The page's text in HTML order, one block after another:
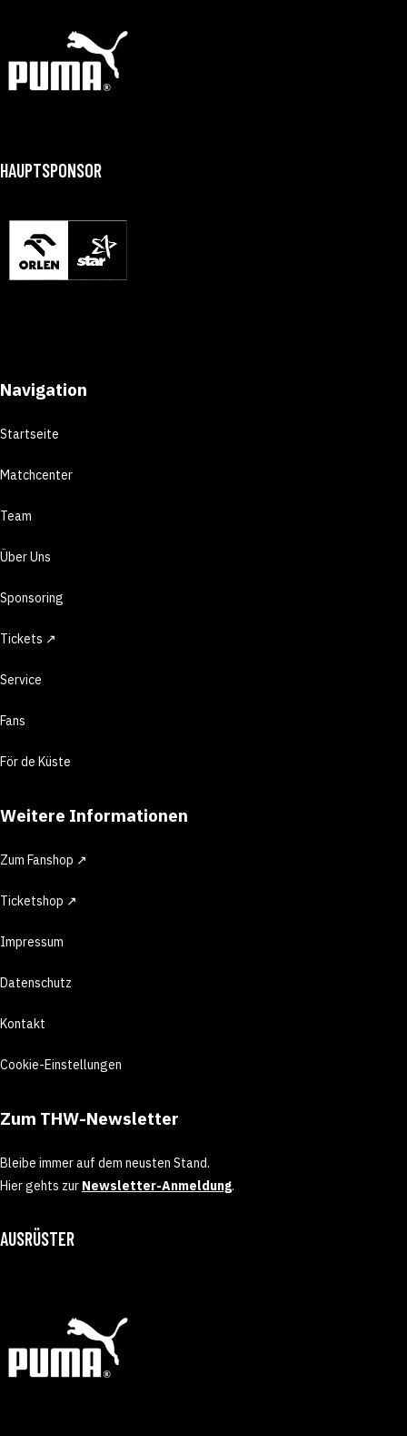
HAUPTSPONSOR
Navigation
Startseite
Matchcenter
Team
Über Uns
Sponsoring
Tickets ↗
Service
Fans
För de Küste
Weitere Informationen
Zum Fanshop ↗
Ticketshop ↗
Impressum
Datenschutz
Kontakt
Cookie-Einstellungen
Zum THW-Newsletter
Bleibe immer auf dem neusten Stand.
Hier gehts zur Newsletter-Anmeldung.
AUSRÜSTER